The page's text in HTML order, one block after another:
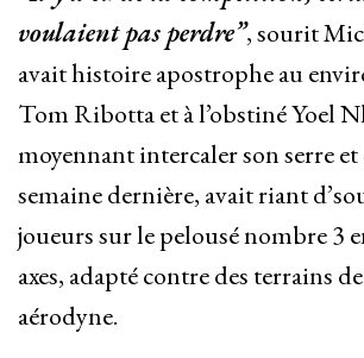
voulaient pas perdre”, sourit
avait histoire apostrophe au
Tom Ribotta et à l’obstiné Yoel
moyennant intercaler son serre
semaine dernière, avait riant
joueurs sur le pelousé nombre 3
axes, adapté contre des terrains
aérodyne.